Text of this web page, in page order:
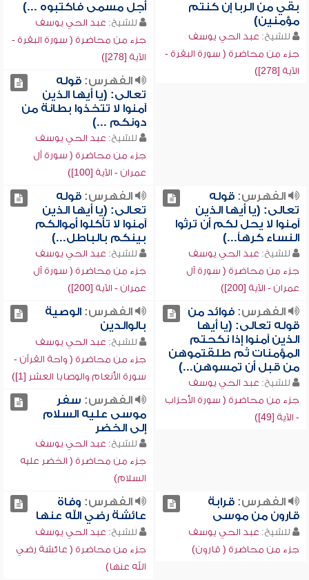
بقي من الربا إن كنتم
مؤمنين)
للشيخ: عبد الحي يوسف
جزء من محاضرة ( سورة البقرة -
الآية [278])
أجل مسمى فاكتبوه ...)
للشيخ: عبد الحي يوسف
جزء من محاضرة ( سورة البقرة -
الآية [278])
الفهرس:قوله
تعالى: (يا أيها الذين
آمنوا لا تتخذوا بطانة من
دونكم ...)
للشيخ: عبد الحي يوسف
جزء من محاضرة ( سورة آل
عمران - الآية [100])
الفهرس:قوله
تعالى: (يا أيها الذين
آمنوا لا يحل لكم أن ترثوا
النساء كرهاً...)
للشيخ: عبد الحي يوسف
جزء من محاضرة ( سورة آل
عمران - الآية [200])
الفهرس:قوله
تعالى: (يا أيها الذين
آمنوا لا تأكلوا أموالكم
بينكم بالباطل...)
للشيخ: عبد الحي يوسف
جزء من محاضرة ( سورة آل
عمران - الآية [200])
الفهرس:فوائد من
قوله تعالى: (يا أيها
الذين آمنوا إذا نكحتم
المؤمنات ثم طلقتموهن
من قبل أن تمسوهن...)
للشيخ: عبد الحي يوسف
جزء من محاضرة ( سورة الأحزاب
- الآية [49])
الفهرس:الوصية
بالوالدين
للشيخ: عبد الحي يوسف
جزء من محاضرة ( واحة القرآن -
سورة الأنعام والوصايا العشر [1])
الفهرس: سفر
موسى عليه السلام
إلى الخضر
للشيخ: عبد الحي يوسف
جزء من محاضرة ( الخضر عليه
السلام)
الفهرس:قرابة
قارون من موسى
للشيخ: عبد الحي يوسف
جزء من محاضرة ( قارون)
الفهرس: وفاة
عائشة رضي الله عنها
للشيخ: عبد الحي يوسف
جزء من محاضرة ( عائشة رضي
الله عنها)